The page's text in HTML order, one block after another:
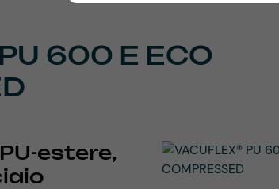
600 E ECO
estere,